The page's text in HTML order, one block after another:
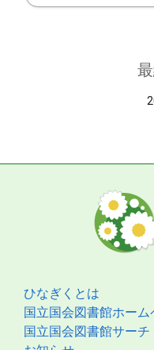
ひなぎくとは
国立国会図書館ホーム
国立国会図書館サーチ